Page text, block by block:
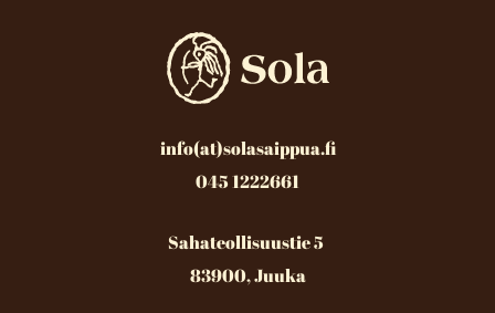
info(at)solasaippua.fi
045 1222661
Sahateollisuustie 5
83900, Juuka